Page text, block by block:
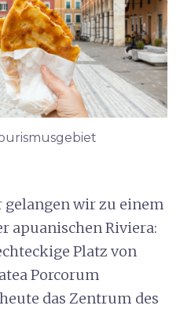
gelangen wir zu einem
apuanischen Riviera:
Platz von
Porcorum
das Zentrum des